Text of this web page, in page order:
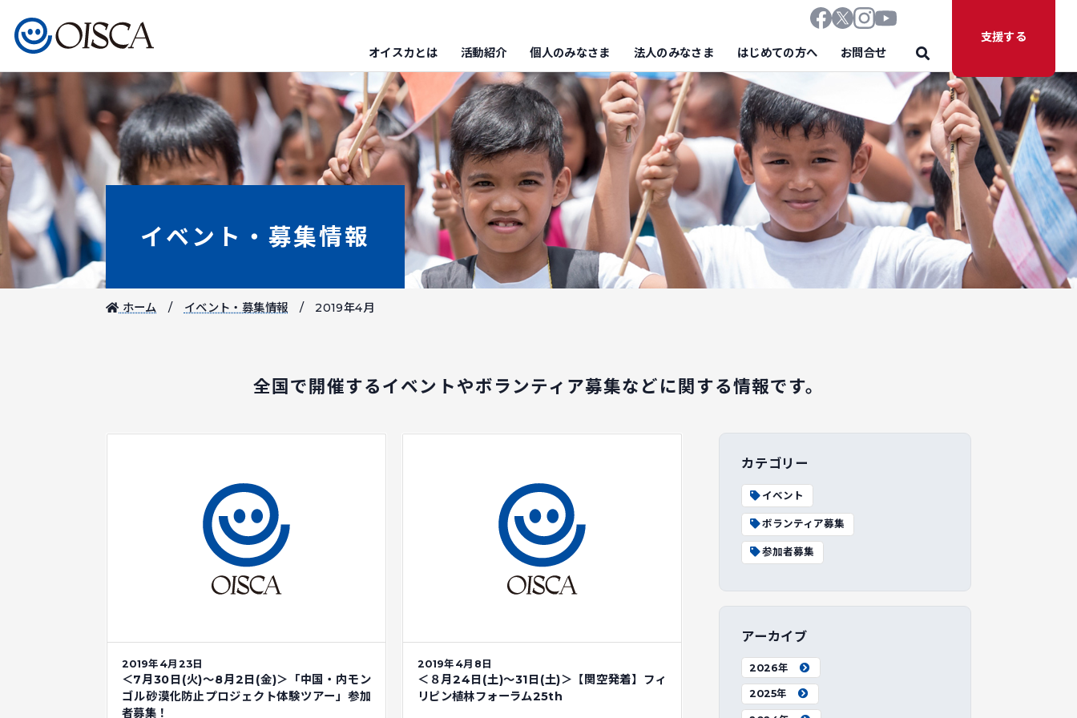
オイスカとは 活動紹介 個人のみなさま 法人のみなさま はじめての方へ お問合せ
支援する
イベント・募集情報
ホーム イベント・募集情報 2019年4月
全国で開催するイベントやボランティア募集などに関する情報です。
2019年4月23日
＜7月30日(火)～8月2日(金)＞「中国・内モン
ゴル砂漠化防止プロジェクト体験ツアー」参加
者募集！
2019年4月8日
＜８月24日(土)～31日(土)＞【関空発着】フィ
リピン植林フォーラム25th
カテゴリー
イベント
ボランティア募集
参加者募集
アーカイブ
2026年
2025年